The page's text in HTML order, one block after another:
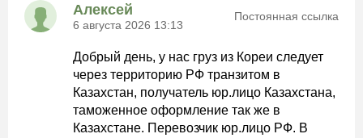
Алексей
6 августа 2026 13:13
Постоянная ссылка
Добрый день, у нас груз из Кореи следует
через территорию РФ транзитом в
Казахстан, получатель юр.лицо Казахстана,
таможенное оформление так же в
Казахстане. Перевозчик юр.лицо РФ. В